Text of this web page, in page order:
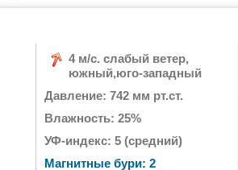
4 м/с. слабый ветер,
южный,юго-западный
Давление: 742 мм рт.ст.
Влажность: 25%
УФ-индекс: 5 (средний)
Магнитные бури: 2